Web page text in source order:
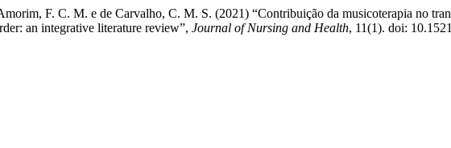
F. C. M. e de Carvalho, C. M. S. (2021) “Contribuição da musicoterapia no
an integrative literature review”, Journal of Nursing and Health, 11(1). doi: